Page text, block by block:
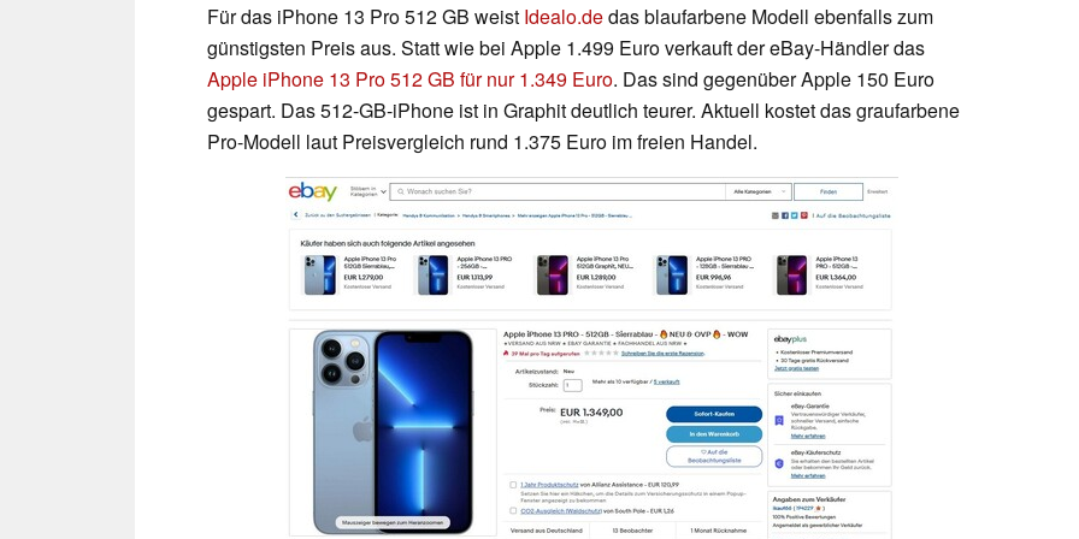
Für das iPhone 13 Pro 512 GB weist Idealo.dedas blaufarbene Modell ebenfalls zum
günstigsten Preis aus. Statt wie bei Apple 1.499 Euro verkauft der eBay-Händler das
Apple iPhone 13 Pro 512 GB für nur 1.349 Euro. Das sind gegenüber Apple 150 Euro
gespart. Das 512-GB-iPhone ist in Graphit deutlich teurer. Aktuell kostet das graufarbene
Pro-Modell laut Preisvergleich rund 1.375 Euro im freien Handel.